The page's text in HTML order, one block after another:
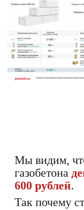
Мы видим,
газобетона
600 рублей.
Так почему